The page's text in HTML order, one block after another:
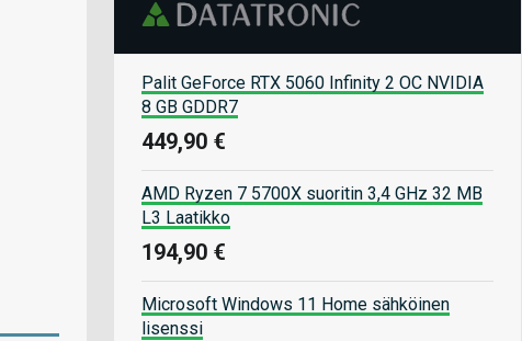
Palit GeForce RTX 5060 Infinity 2 OC NVIDIA
8 GB GDDR7
449,90 €
AMD Ryzen 7 5700X suoritin 3,4 GHz 32 MB
L3 Laatikko
194,90 €
Microsoft Windows 11 Home sähköinen
lisenssi